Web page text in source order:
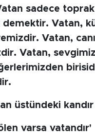
sadece
demektir. Vatan,
Vatan,
Vatan,
üstündeki kandır
varsa vatandır'